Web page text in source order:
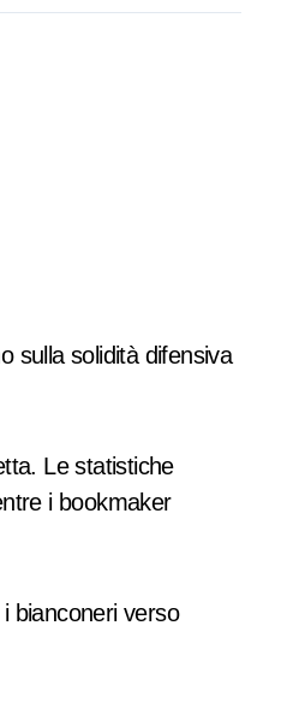
sulla solidità difensiva
Le statistiche
i bookmaker
bianconeri verso